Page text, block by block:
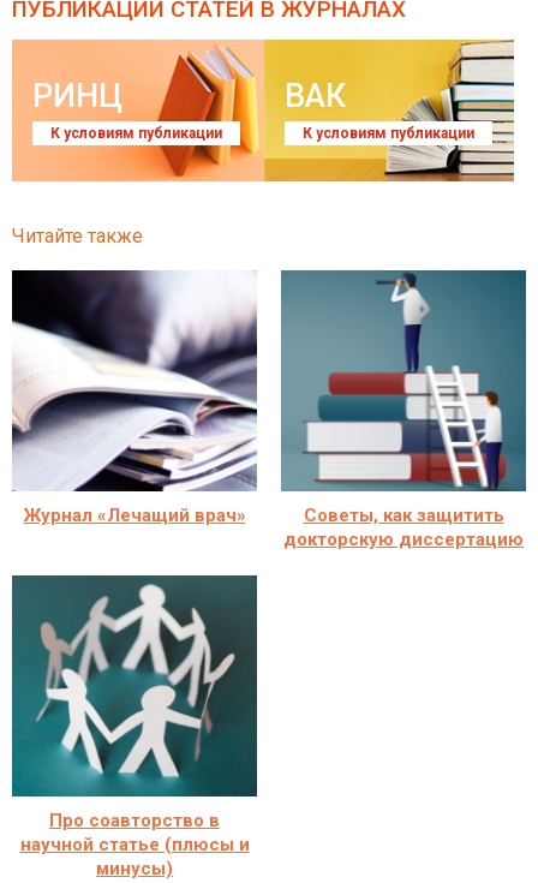
ПУБЛИКАЦИИ СТАТЕЙ В ЖУРНАЛАХ
РИНЦ
К условиям публикации
ВАК
К условиям публикации
Читайте также
Журнал «Лечащий врач»
Советы, как защитить
докторскую диссертацию
Про соавторство в
научной статье (плюсы и
минусы)